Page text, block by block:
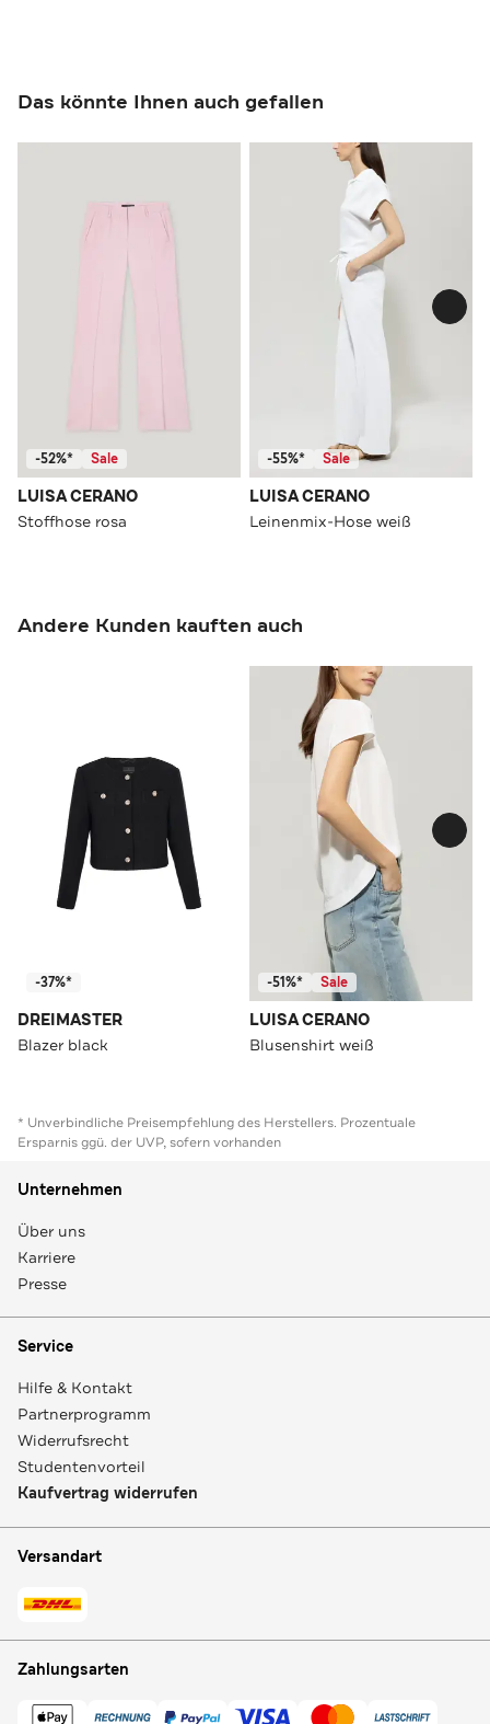
Das könnte Ihnen auch gefallen
-52%* Sale
LUISA CERANO
Stoffhose rosa
-55%* Sale
LUISA CERANO
Leinenmix-Hose weiß
Andere Kunden kauften auch
-37%*
DREIMASTER
Blazer black
-51%* Sale
LUISA CERANO
Blusenshirt weiß
* Unverbindliche Preisempfehlung des Herstellers. Prozentuale
Ersparnis ggü. der UVP, sofern vorhanden
Unternehmen
Über uns
Karriere
Presse
Service
Hilfe & Kontakt
Partnerprogramm
Widerrufsrecht
Studentenvorteil
Kaufvertrag widerrufen
Versandart
Zahlungsarten